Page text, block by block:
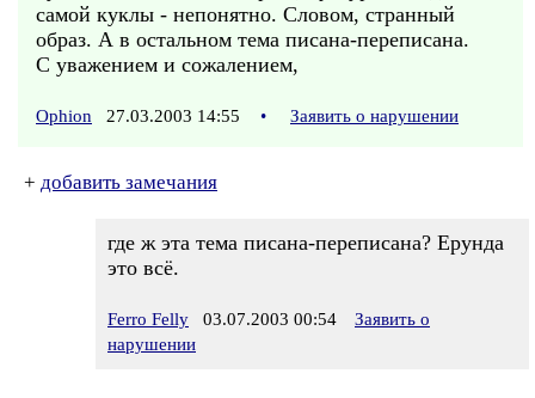
самой куклы - непонятно. Словом, странный
образ. А в остальном тема писана-переписана.
С уважением и сожалением,
Ophion 27.03.2003 14:55 • Заявить о нарушении
+ добавить замечания
где ж эта тема писана-переписана? Ерунда
это всё.
Ferro Felly 03.07.2003 00:54
Заявить о
нарушении